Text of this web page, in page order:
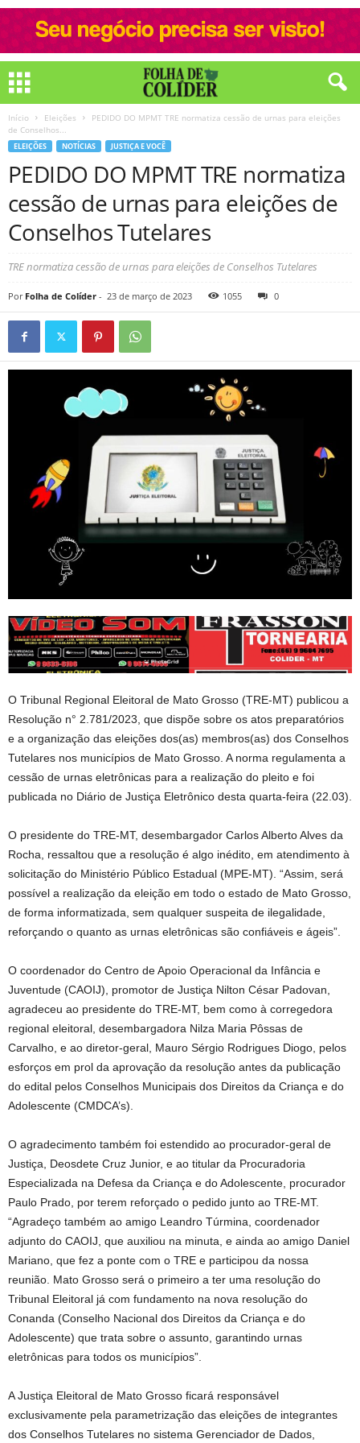
Início Eleições
PEDIDO DO MPMT TRE normatiza cessão de urnas para eleições
de Conselhos...
ELEIÇÕES NOTÍCIAS JUSTIÇA E VOCÊ
PEDIDO DO MPMT TRE normatiza
cessão de urnas para eleições de
Conselhos Tutelares
TRE normatiza cessão de urnas para eleições de Conselhos Tutelares
Por Folha de Colíder - 23 de março de 2023 1055 0
O Tribunal Regional Eleitoral de Mato Grosso (TRE-MT) publicou a
Resolução n° 2.781/2023, que dispõe sobre os atos preparatórios
e a organização das eleições dos(as) membros(as) dos Conselhos
Tutelares nos municípios de Mato Grosso. A norma regulamenta a
cessão de urnas eletrônicas para a realização do pleito e foi
publicada no Diário de Justiça Eletrônico desta quarta-feira (22.03).
O presidente do TRE-MT, desembargador Carlos Alberto Alves da
Rocha, ressaltou que a resolução é algo inédito, em atendimento à
solicitação do Ministério Público Estadual (MPE-MT). “Assim, será
possível a realização da eleição em todo o estado de Mato Grosso,
de forma informatizada, sem qualquer suspeita de ilegalidade,
reforçando o quanto as urnas eletrônicas são confiáveis e ágeis”.
O coordenador do Centro de Apoio Operacional da Infância e
Juventude (CAOIJ), promotor de Justiça Nilton César Padovan,
agradeceu ao presidente do TRE-MT, bem como à corregedora
regional eleitoral, desembargadora Nilza Maria Pôssas de
Carvalho, e ao diretor-geral, Mauro Sérgio Rodrigues Diogo, pelos
esforços em prol da aprovação da resolução antes da publicação
do edital pelos Conselhos Municipais dos Direitos da Criança e do
Adolescente (CMDCA’s).
O agradecimento também foi estendido ao procurador-geral de
Justiça, Deosdete Cruz Junior, e ao titular da Procuradoria
Especializada na Defesa da Criança e do Adolescente, procurador
Paulo Prado, por terem reforçado o pedido junto ao TRE-MT.
“Agradeço também ao amigo Leandro Túrmina, coordenador
adjunto do CAOIJ, que auxiliou na minuta, e ainda ao amigo Daniel
Mariano, que fez a ponte com o TRE e participou da nossa
reunião. Mato Grosso será o primeiro a ter uma resolução do
Tribunal Eleitoral já com fundamento na nova resolução do
Conanda (Conselho Nacional dos Direitos da Criança e do
Adolescente) que trata sobre o assunto, garantindo urnas
eletrônicas para todos os municípios”.
A Justiça Eleitoral de Mato Grosso ficará responsável
exclusivamente pela parametrização das eleições de integrantes
dos Conselhos Tutelares no sistema Gerenciador de Dados,